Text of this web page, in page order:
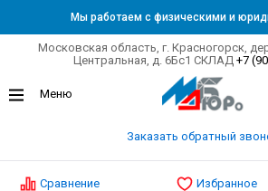
Мы работаем с физическими и
Московская область, г. Красногорск,
Центральная, д. 6Бс1 СКЛАД +7
Заказать обратный
Сравнение Избранное